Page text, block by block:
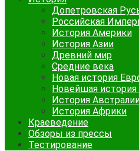
Допетровская
Российская
История Америки
История Азии
Древний мир
Средние века
Новая история
Новейшая
История
История Африки
Краеведение
Обзоры из прессы
Тестирование